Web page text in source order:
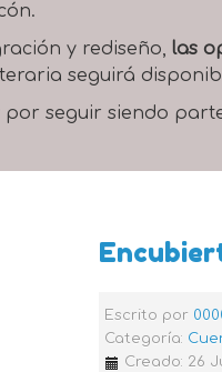
y rediseño, las
seguirá
seguir siendo
Escrito por
Categoría:
Creado: 26